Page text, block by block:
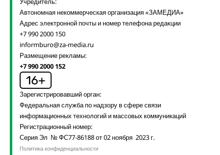
Автономная некоммерческая организация «ЗАМЕДИА»
Адрес электронной почты и номер телефона редакции
+7 990 2000 150
informburo@za-media.ru
Размещение рекламы:
+7 990 2000 152
Зарегистрировавший орган:
Федеральная служба по надзору в сфере связи
информационных технологий и массовых коммуникаций
Регистрационный номер:
Серия Эл № ФС77-86188 от 02 ноября 2023 г.
Политика конфиденциальности